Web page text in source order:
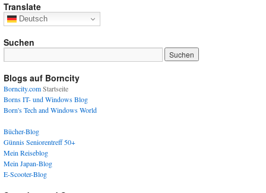
Translate
Deutsch
Suchen
Blogs auf Borncity
Borncity.comStartseite
Borns IT- und Windows Blog
Born's Tech and Windows World
Bücher-Blog
Günnis Seniorentreff 50+
Mein Reiseblog
Mein Japan-Blog
E-Scooter-Blog